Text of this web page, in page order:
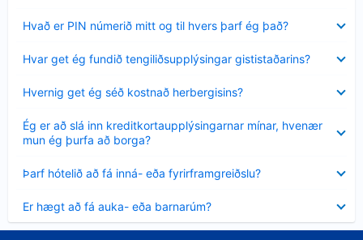
Hvað er PIN númerið mitt og til hvers þarf ég það?
sýnt
Hvar get ég fundið tengiliðsupplýsingar gististaðarins?
sýnt
Hvernig get ég séð kostnað herbergisins?
sýnt
Ég er að slá inn kreditkortaupplýsingarnar mínar, hvenær
mun ég þurfa að borga?
Minna
sýnt
Þarf hótelið að fá inná- eða fyrirframgreiðslu?
sýnt
Er hægt að fá auka- eða barnarúm?
sýnt